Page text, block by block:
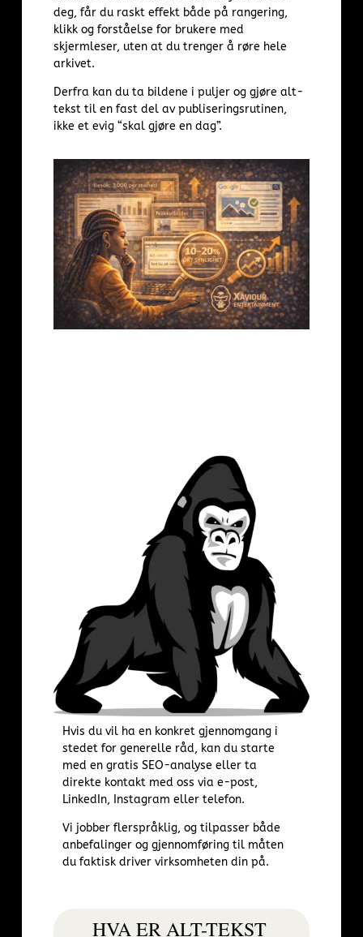
deg, får du raskt effekt både på rangering,
klikk og forståelse for brukere med
skjermleser, uten at du trenger å røre hele
arkivet.
Derfra kan du ta bildene i puljer og gjøre alt-
tekst til en fast del av publiseringsrutinen,
ikke et evig “skal gjøre en dag”.
Hvis du vil ha en konkret gjennomgang i
stedet for generelle råd, kan du starte
med engratis SEO-analyse eller ta
direkte kontakt med oss via e-post,
LinkedIn, Instagram eller telefon.
Vi jobber flerspråklig, og tilpasser både
anbefalinger og gjennomføring til måten
du faktisk driver virksomheten din på.
HVA ER ALT-TEKST